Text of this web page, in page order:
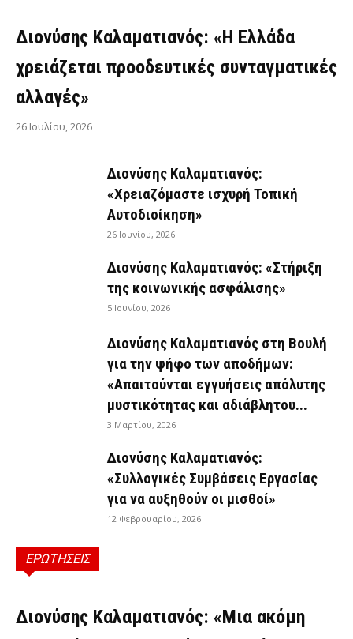
Διονύσης Καλαματιανός: «Η Ελλάδα
χρειάζεται προοδευτικές συνταγματικές
αλλαγές»
26 Ιουλίου, 2026
Διονύσης Καλαματιανός:
«Χρειαζόμαστε ισχυρή Τοπική
Αυτοδιοίκηση»
26 Ιουνίου, 2026
Διονύσης Καλαματιανός: «Στήριξη
της κοινωνικής ασφάλισης»
5 Ιουνίου, 2026
Διονύσης Καλαματιανός στη Βουλή
για την ψήφο των αποδήμων:
«Απαιτούνται εγγυήσεις απόλυτης
μυστικότητας και αδιάβλητου...
3 Μαρτίου, 2026
Διονύσης Καλαματιανός:
«Συλλογικές Συμβάσεις Εργασίας
για να αυξηθούν οι μισθοί»
12 Φεβρουαρίου, 2026
ΕΡΩΤΗΣΕΙΣ
ΕΡΩΤΉΣΕΙΣ
Διονύσης Καλαματιανός: «Μια ακόμη